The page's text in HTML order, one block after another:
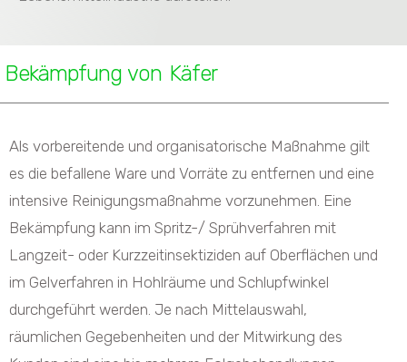
Bekämpfung von Käfer
Als vorbereitende und organisatorische Maßnahme gilt
es die befallene Ware und Vorräte zu entfernen und eine
intensive Reinigungsmaßnahme vorzunehmen. Eine
Bekämpfung kann im Spritz-/ Sprühverfahren mit
Langzeit- oder Kurzzeitinsektiziden auf Oberflächen und
im Gelverfahren in Hohlräume und Schlupfwinkel
durchgeführt werden. Je nach Mittelauswahl,
räumlichen Gegebenheiten und der Mitwirkung des